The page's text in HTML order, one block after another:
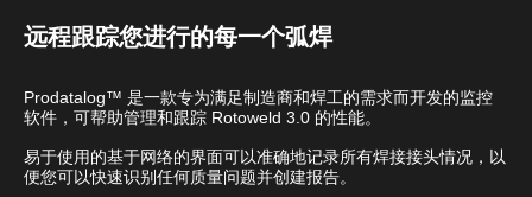
远程跟踪您进行的每一个弧焊
Prodatalog™ 是一款专为满足制造商和焊工的需求而开发的监控
软件，可帮助管理和跟踪 Rotoweld 3.0 的性能。
易于使用的基于网络的界面可以准确地记录所有焊接接头情况，以
便您可以快速识别任何质量问题并创建报告。